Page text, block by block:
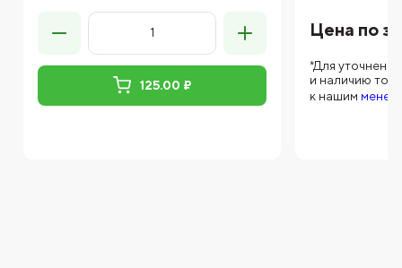
125.00 ₽
Цена по
*Для
и наличию
к нашим